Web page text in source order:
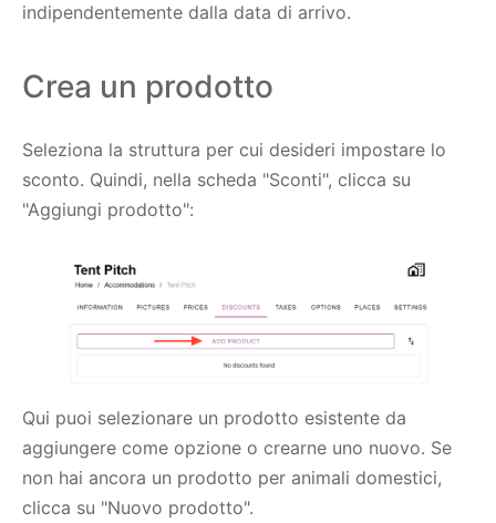
indipendentemente dalla data di arrivo.
Crea un prodotto
Seleziona la struttura per cui desideri impostare lo
sconto. Quindi, nella scheda "Sconti", clicca su
"Aggiungi prodotto":
Qui puoi selezionare un prodotto esistente da
aggiungere come opzione o crearne uno nuovo. Se
non hai ancora un prodotto per animali domestici,
clicca su "Nuovo prodotto".